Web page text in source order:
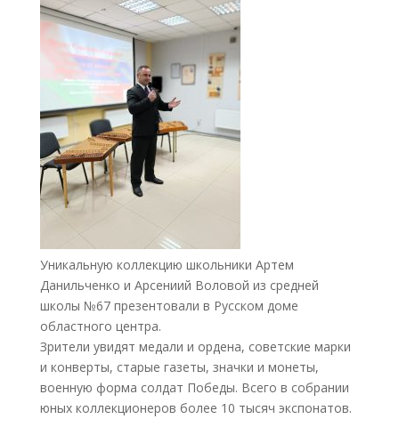
Уникальную коллекцию школьники Артем
Данильченко и Арсениий Воловой из средней
школы №67 презентовали в Русском доме
областного центра.
Зрители увидят медали и ордена, советские марки
и конверты, старые газеты, значки и монеты,
военную форма солдат Победы. Всего в собрании
юных коллекционеров более 10 тысяч экспонатов.